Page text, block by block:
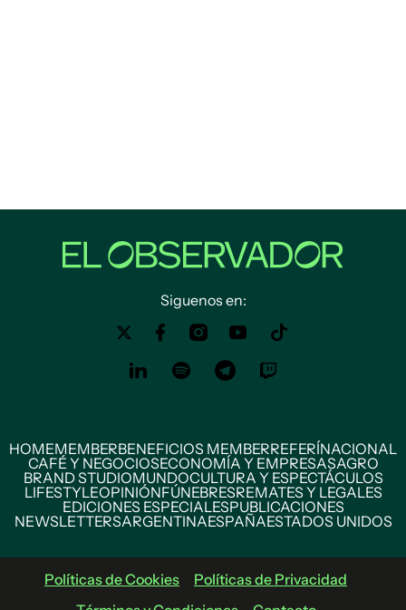
Siguenos en:
HOMEMEMBERBENEFICIOS MEMBERREFERÍNACIONAL
CAFÉ Y NEGOCIOSECONOMÍA Y EMPRESASAGRO
BRAND STUDIOMUNDOCULTURA Y ESPECTÁCULOS
LIFESTYLEOPINIÓNFÚNEBRESREMATES Y LEGALES
EDICIONES ESPECIALESPUBLICACIONES
NEWSLETTERSARGENTINAESPAÑAESTADOS UNIDOS
Políticas de Cookies
Políticas de Privacidad